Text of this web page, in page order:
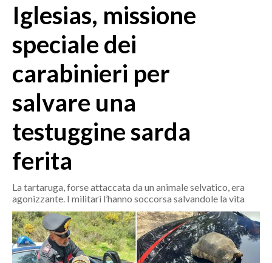
ORISTANO E PROVINCIA
SASSARI E PROVINCIA
GALLURA
NUORO E PROVINCIA
OGLIASTRA
AGENDA
CRONACA
ITALIA
MONDO
POLITICA
ECONOMIA
SERVIZI ALLE IMPRESE
Iglesias, missione
speciale dei
carabinieri per
salvare una
testuggine sarda
ferita
La tartaruga, forse attaccata da un animale selvatico, era
agonizzante. I militari l’hanno soccorsa salvandole la vita